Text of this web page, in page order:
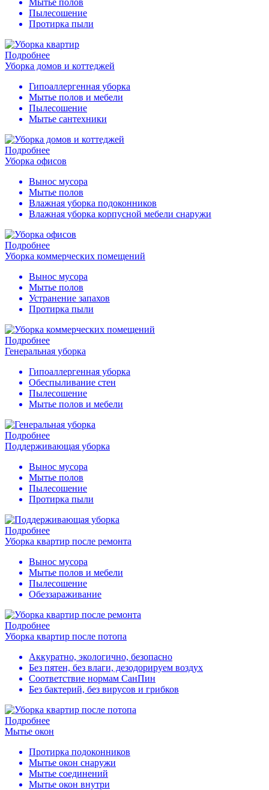
Пылесошение
Протирка пыли
Подробнее
Уборка домов и коттеджей
Гипоаллергенная уборка
Мытье полов и мебели
Пылесошение
Мытье сантехники
Подробнее
Уборка офисов
Вынос мусора
Мытье полов
Влажная уборка подоконников
Влажная уборка корпусной мебели снаружи
Подробнее
Уборка коммерческих помещений
Вынос мусора
Мытье полов
Устранение запахов
Протирка пыли
Подробнее
Генеральная уборка
Гипоаллергенная уборка
Обеспыливание стен
Пылесошение
Мытье полов и мебели
Подробнее
Поддерживающая уборка
Вынос мусора
Мытье полов
Пылесошение
Протирка пыли
Подробнее
Уборка квартир после ремонта
Вынос мусора
Мытье полов и мебели
Пылесошение
Обеззараживание
Подробнее
Уборка квартир после потопа
Аккуратно, экологично, безопасно
Без пятен, без влаги, дезодорируем воздух
Соответствие нормам СанПин
Без бактерий, без вирусов и грибков
Подробнее
Мытье окон
Протирка подоконников
Мытье окон снаружи
Мытье соединений
Мытье окон внутри